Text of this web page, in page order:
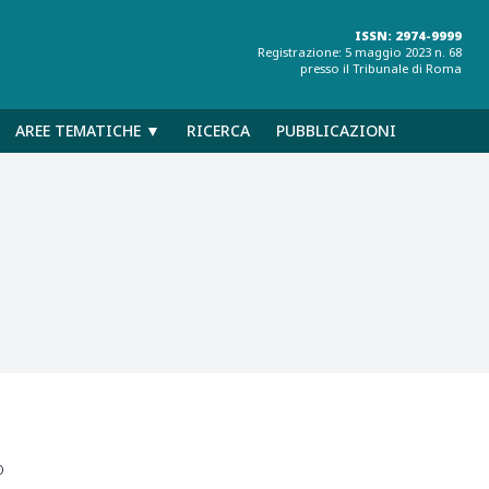
ISSN: 2974-9999
Registrazione: 5 maggio 2023 n. 68
presso il Tribunale di Roma
AREE TEMATICHE ▼ RICERCA PUBBLICAZIONI